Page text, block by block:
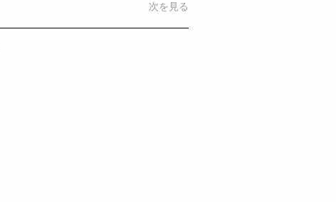
次を見る